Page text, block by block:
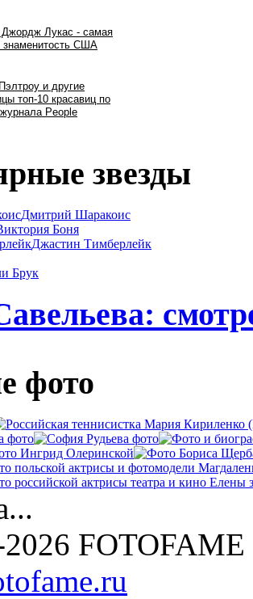
звезды
Дмитрий Шаракоис
Боня
Джастин Тимберлейк
Брук
фото
FOTOFAME